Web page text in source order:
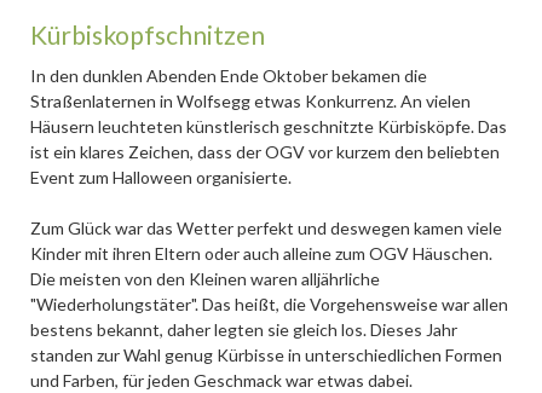
Kürbiskopfschnitzen
In den dunklen Abenden Ende Oktober bekamen die
Straßenlaternen in Wolfsegg etwas Konkurrenz. An vielen
Häusern leuchteten künstlerisch geschnitzte Kürbisköpfe. Das
ist ein klares Zeichen, dass der OGV vor kurzem den beliebten
Event zum Halloween organisierte.
Zum Glück war das Wetter perfekt und deswegen kamen viele
Kinder mit ihren Eltern oder auch alleine zum OGV Häuschen.
Die meisten von den Kleinen waren alljährliche
"Wiederholungstäter". Das heißt, die Vorgehensweise war allen
bestens bekannt, daher legten sie gleich los. Dieses Jahr
standen zur Wahl genug Kürbisse in unterschiedlichen Formen
und Farben, für jeden Geschmack war etwas dabei.